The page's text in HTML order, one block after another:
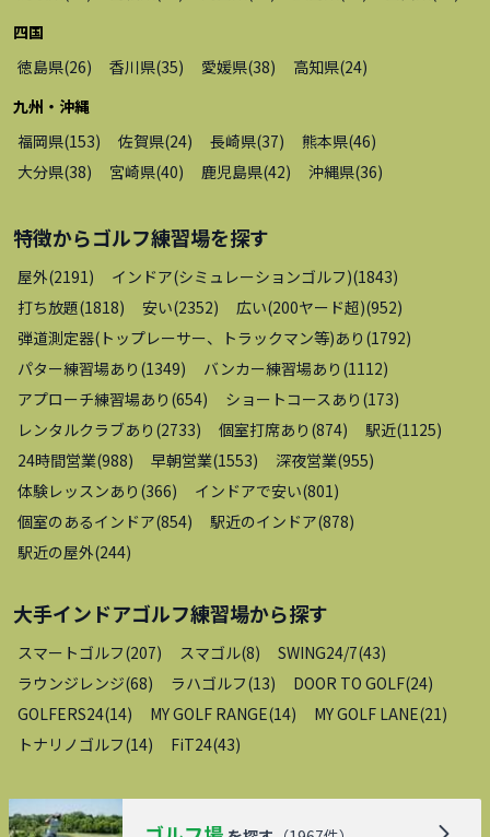
四国
徳島県(26) 香川県(35) 愛媛県(38) 高知県(24)
九州・沖縄
福岡県(153) 佐賀県(24) 長崎県(37) 熊本県(46)
大分県(38) 宮崎県(40) 鹿児島県(42) 沖縄県(36)
特徴からゴルフ練習場を探す
屋外(2191) インドア(シミュレーションゴルフ)(1843)
打ち放題(1818) 安い(2352) 広い(200ヤード超)(952)
弾道測定器(トップレーサー、トラックマン等)あり (1792)
パター練習場あり (1349) バンカー練習場あり (1112)
アプローチ練習場あり (654) ショートコースあり (173)
レンタルクラブあり (2733) 個室打席あり (874) 駅近(1125)
24時間営業(988) 早朝営業(1553) 深夜営業(955)
体験レッスンあり (366) インドアで安い(801)
個室のあるインドア(854) 駅近のインドア(878)
駅近の屋外(244)
大手インドアゴルフ練習場から探す
スマートゴルフ(207) スマゴル(8) SWING24/7(43)
ラウンジレンジ(68) ラハゴルフ(13) DOOR TO GOLF(24)
GOLFERS24(14) MY GOLF RANGE(14) MY GOLF LANE(21)
トナリノゴルフ(14) FiT24(43)